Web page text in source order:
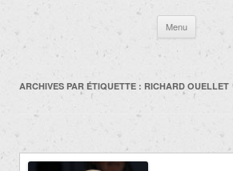
Menu
contenu
ARCHIVES PAR ÉTIQUETTE : RICHARD OUELLET